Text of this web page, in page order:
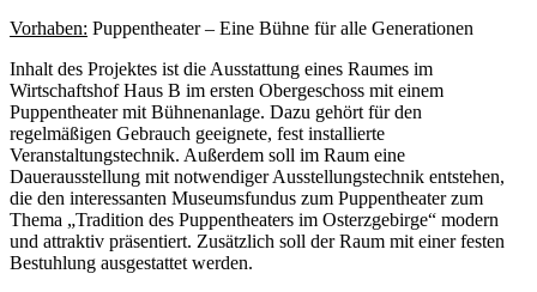
Vorhaben: Puppentheater – Eine Bühne für alle Generationen
Inhalt des Projektes ist die Ausstattung eines Raumes im
Wirtschaftshof Haus B im ersten Obergeschoss mit einem
Puppentheater mit Bühnenanlage. Dazu gehört für den
regelmäßigen Gebrauch geeignete, fest installierte
Veranstaltungstechnik. Außerdem soll im Raum eine
Dauerausstellung mit notwendiger Ausstellungstechnik entstehen,
die den interessanten Museumsfundus zum Puppentheater zum
Thema „Tradition des Puppentheaters im Osterzgebirge“ modern
und attraktiv präsentiert. Zusätzlich soll der Raum mit einer festen
Bestuhlung ausgestattet werden.